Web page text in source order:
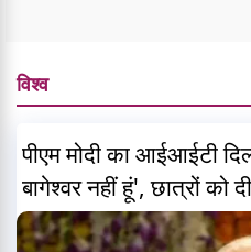
विश्व
पीएम मोदी का आईआईटी
बागेश्वर नहीं हूं', छात्रों को